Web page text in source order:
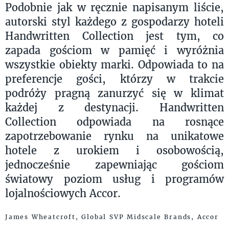
Podobnie jak w ręcznie napisanym liście,
autorski styl każdego z gospodarzy hoteli
Handwritten Collection jest tym, co
zapada gościom w pamięć i wyróżnia
wszystkie obiekty marki. Odpowiada to na
preferencje gości, którzy w trakcie
podróży pragną zanurzyć się w klimat
każdej z destynacji. Handwritten
Collection odpowiada na rosnące
zapotrzebowanie rynku na unikatowe
hotele z urokiem i osobowością,
jednocześnie zapewniając gościom
światowy poziom usług i programów
lojalnościowych Accor.
James Wheatcroft, Global SVP Midscale Brands, Accor